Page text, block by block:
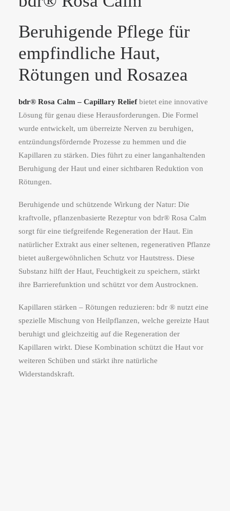
Beruhigende Pflege für
empfindliche Haut,
Rötungen und Rosazea
bdr® Rosa Calm – Capillary Reliefbietet eine innovative
Lösung für genau diese Herausforderungen. Die Formel
wurde entwickelt, um überreizte Nerven zu beruhigen,
entzündungsfördernde Prozesse zu hemmen und die
Kapillaren zu stärken. Dies führt zu einer langanhaltenden
Beruhigung der Haut und einer sichtbaren Reduktion von
Rötungen​.
Beruhigende und schützende Wirkung der Natur: Die
kraftvolle, pflanzenbasierte Rezeptur von bdr® Rosa Calm
sorgt für eine tiefgreifende Regeneration der Haut. Ein
natürlicher Extrakt aus einer seltenen, regenerativen Pflanze
bietet außergewöhnlichen Schutz vor Hautstress. Diese
Substanz hilft der Haut, Feuchtigkeit zu speichern, stärkt
ihre Barrierefunktion und schützt vor dem Austrocknen.
Kapillaren stärken – Rötungen reduzieren: bdr ® nutzt eine
spezielle Mischung von Heilpflanzen, welche gereizte Haut
beruhigt und gleichzeitig auf die Regeneration der
Kapillaren wirkt. Diese Kombination schützt die Haut vor
weiteren Schüben und stärkt ihre natürliche
Widerstandskraft.